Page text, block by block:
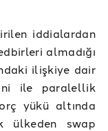
iddialardan
almadığı
ilişkiye dair
ile paralellik
yükü altında
ülkeden swap